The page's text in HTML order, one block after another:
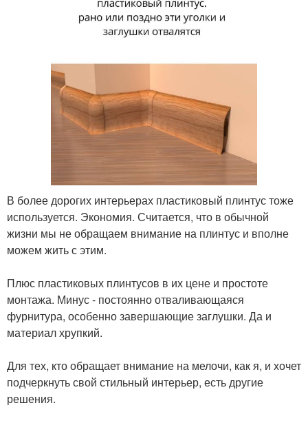
В более дорогих интерьерах пластиковый плинтус тоже
используется. Экономия. Считается, что в обычной
жизни мы не обращаем внимание на плинтус и вполне
можем жить с этим.
Плюс пластиковых плинтусов в их цене и простоте
монтажа. Минус - постоянно отваливающаяся
фурнитура, особенно завершающие заглушки. Да и
материал хрупкий.
Для тех, кто обращает внимание на мелочи, как я, и хочет
подчеркнуть свой стильный интерьер, есть другие
решения.